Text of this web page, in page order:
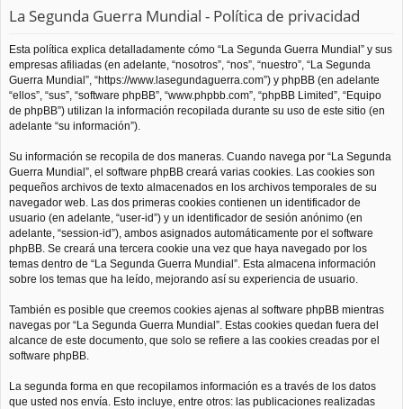
La Segunda Guerra Mundial - Política de privacidad
Esta política explica detalladamente cómo “La Segunda Guerra Mundial” y sus
empresas afiliadas (en adelante, “nosotros”, “nos”, “nuestro”, “La Segunda
Guerra Mundial”, “https://www.lasegundaguerra.com”) y phpBB (en adelante
“ellos”, “sus”, “software phpBB”, “www.phpbb.com”, “phpBB Limited”, “Equipo
de phpBB”) utilizan la información recopilada durante su uso de este sitio (en
adelante “su información”).
Su información se recopila de dos maneras. Cuando navega por “La Segunda
Guerra Mundial”, el software phpBB creará varias cookies. Las cookies son
pequeños archivos de texto almacenados en los archivos temporales de su
navegador web. Las dos primeras cookies contienen un identificador de
usuario (en adelante, “user-id”) y un identificador de sesión anónimo (en
adelante, “session-id”), ambos asignados automáticamente por el software
phpBB. Se creará una tercera cookie una vez que haya navegado por los
temas dentro de “La Segunda Guerra Mundial”. Esta almacena información
sobre los temas que ha leído, mejorando así su experiencia de usuario.
También es posible que creemos cookies ajenas al software phpBB mientras
navegas por “La Segunda Guerra Mundial”. Estas cookies quedan fuera del
alcance de este documento, que solo se refiere a las cookies creadas por el
software phpBB.
La segunda forma en que recopilamos información es a través de los datos
que usted nos envía. Esto incluye, entre otros: las publicaciones realizadas